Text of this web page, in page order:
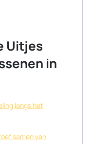
Uitjes
in
langs het
samen van